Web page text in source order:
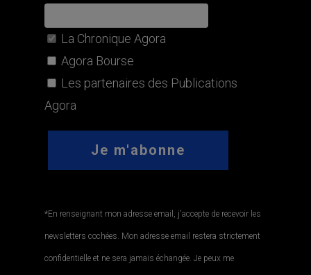
La Chronique Agora
Agora Bourse
Les partenaires des Publications
Agora
*En renseignant mon adresse email, j'accepte de recevoir les
newsletters cochées. Mon adresse email restera strictement
confidentielle et ne sera jamais échangée. Je peux me